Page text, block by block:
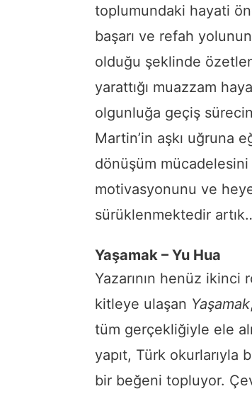
toplumundaki hayati
başarı ve refah
olduğu şeklinde
yarattığı muazzam
olgunluğa geçiş
Martin’in aşkı uğruna
dönüşüm mücadelesini
motivasyonunu ve
sürüklenmektedir
Yaşamak – Yu Hua
Yazarının henüz ikinci
kitleye ulaşan Yaşamak
tüm gerçekliğiyle ele
yapıt, Türk okurlarıyla
bir beğeni topluyor.